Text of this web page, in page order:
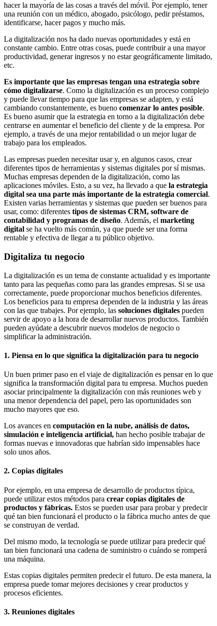
hacer la mayoría de las cosas a través del móvil. Por ejemplo, tener
una reunión con un médico, abogado, psicólogo, pedir préstamos,
identificarse, hacer pagos y mucho más.
La digitalización nos ha dado nuevas oportunidades y está en
constante cambio. Entre otras cosas, puede contribuir a una mayor
productividad, generar ingresos y no estar geográficamente limitado,
etc.
Es importante que las empresas tengan una estrategia sobre
cómo digitalizarse. Como la digitalización es un proceso complejo
y puede llevar tiempo para que las empresas se adapten, y está
cambiando constantemente, es bueno comenzar lo antes posible.
Es bueno asumir que la estrategia en torno a la digitalización debe
centrarse en aumentar el beneficio del cliente y de la empresa. Por
ejemplo, a través de una mejor rentabilidad o un mejor lugar de
trabajo para los empleados.
Las empresas pueden necesitar usar y, en algunos casos, crear
diferentes tipos de herramientas y sistemas digitales por sí mismas.
Muchas empresas dependen de la digitalización, como las
aplicaciones móviles. Esto, a su vez, ha llevado a que la estrategia
digital sea una parte más importante de la estrategia comercial.
Existen varias herramientas y sistemas que pueden ser buenos para
usar, como: diferentes tipos de sistemas CRM, software de
contabilidad y programas de diseño. Además, el marketing
digital se ha vuelto más común, ya que puede ser una forma
rentable y efectiva de llegar a tu público objetivo.
Digitaliza tu negocio
La digitalización es un tema de constante actualidad y es importante
tanto para las pequeñas como para las grandes empresas. Si se usa
correctamente, puede proporcionar muchos beneficios diferentes.
Los beneficios para tu empresa dependen de la industria y las áreas
con las que trabajes. Por ejemplo, las soluciones digitales pueden
servir de apoyo a la hora de desarrollar nuevos productos. También
pueden ayúdate a descubrir nuevos modelos de negocio o
simplificar la administración.
1. Piensa en lo que significa la digitalización para tu negocio
Un buen primer paso en el viaje de digitalización es pensar en lo que
significa la transformación digital para tu empresa. Muchos pueden
asociar principalmente la digitalización con más reuniones web y
una menor dependencia del papel, pero las oportunidades son
mucho mayores que eso.
Los avances en computación en la nube, análisis de datos,
simulación e inteligencia artificial, han hecho posible trabajar de
formas nuevas e innovadoras que habrían sido impensables hace
solo unos años.
2. Copias digitales
Por ejemplo, en una empresa de desarrollo de productos típica,
puede utilizar estos métodos para crear copias digitales de
productos y fábricas. Estos se pueden usar para probar y predecir
qué tan bien funcionará el producto o la fábrica mucho antes de que
se construyan de verdad.
Del mismo modo, la tecnología se puede utilizar para predecir qué
tan bien funcionará una cadena de suministro o cuándo se romperá
una máquina.
Estas copias digitales permiten predecir el futuro. De esta manera, la
empresa puede tomar mejores decisiones y crear productos y
procesos eficientes.
3. Reuniones digitales